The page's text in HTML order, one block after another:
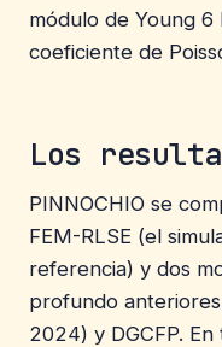
módulo de Young
coeficiente de
Los
PINNOCHIO se
FEM-RLSE (el
referencia) y dos
profundo
2024) y DGCFP.